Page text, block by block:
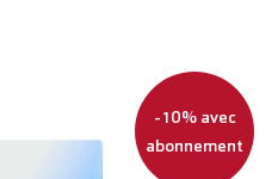
-10% avec
abonnement